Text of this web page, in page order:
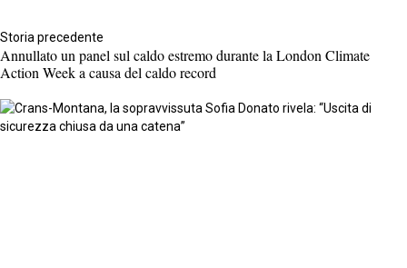
Storia precedente
Annullato un panel sul caldo estremo durante la London Climate
Action Week a causa del caldo record